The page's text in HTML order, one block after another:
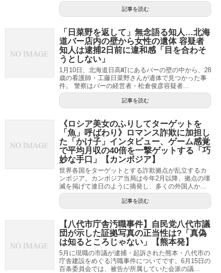
記事を読む
「日菜野を返して」無念語る知人…北海
道バー店内の壁から女性の遺体 容疑者
知人は逮捕2日前に違和感「目を合わそ
うとしない」
1月10日、北海道日高町にあるバーの壁の中から、28
歳の看護師・工藤日菜野さんが遺体で見つかった事
件。 警察はバーの経営者・松倉俊彦容疑者...
記事を読む
《ロシア美女のふりしてターゲットを
「魚」呼ばわり》ロマンス詐欺に加担し
た「かけ子」インタビュー、ゲーム感覚
で平均月収の40倍を一撃ゲットする「巧
妙な手口」【カンボジア】
世界各国をターゲットとする詐欺拠点が乱立するカ
ンボジア。カンボジア当局は今年2月以降、拠点の壊
滅を掲げて連日のように摘発し、多くの外国人か...
記事を読む
【八代市庁舎汚職事件】自民党八代市議
団が示した証拠写真の正当性は?「真偽
は知るところじゃない」【熊本発】
5月に現職の市議が逮捕・起訴された熊本・八代市の
庁舎建設をめぐる汚職事件についてです。6月15日の
百条委員会では、被告が所属していた会派の議...